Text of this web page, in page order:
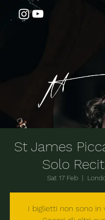
St James
Solo
Sat 17 Feb
  |
I biglietti non sono in